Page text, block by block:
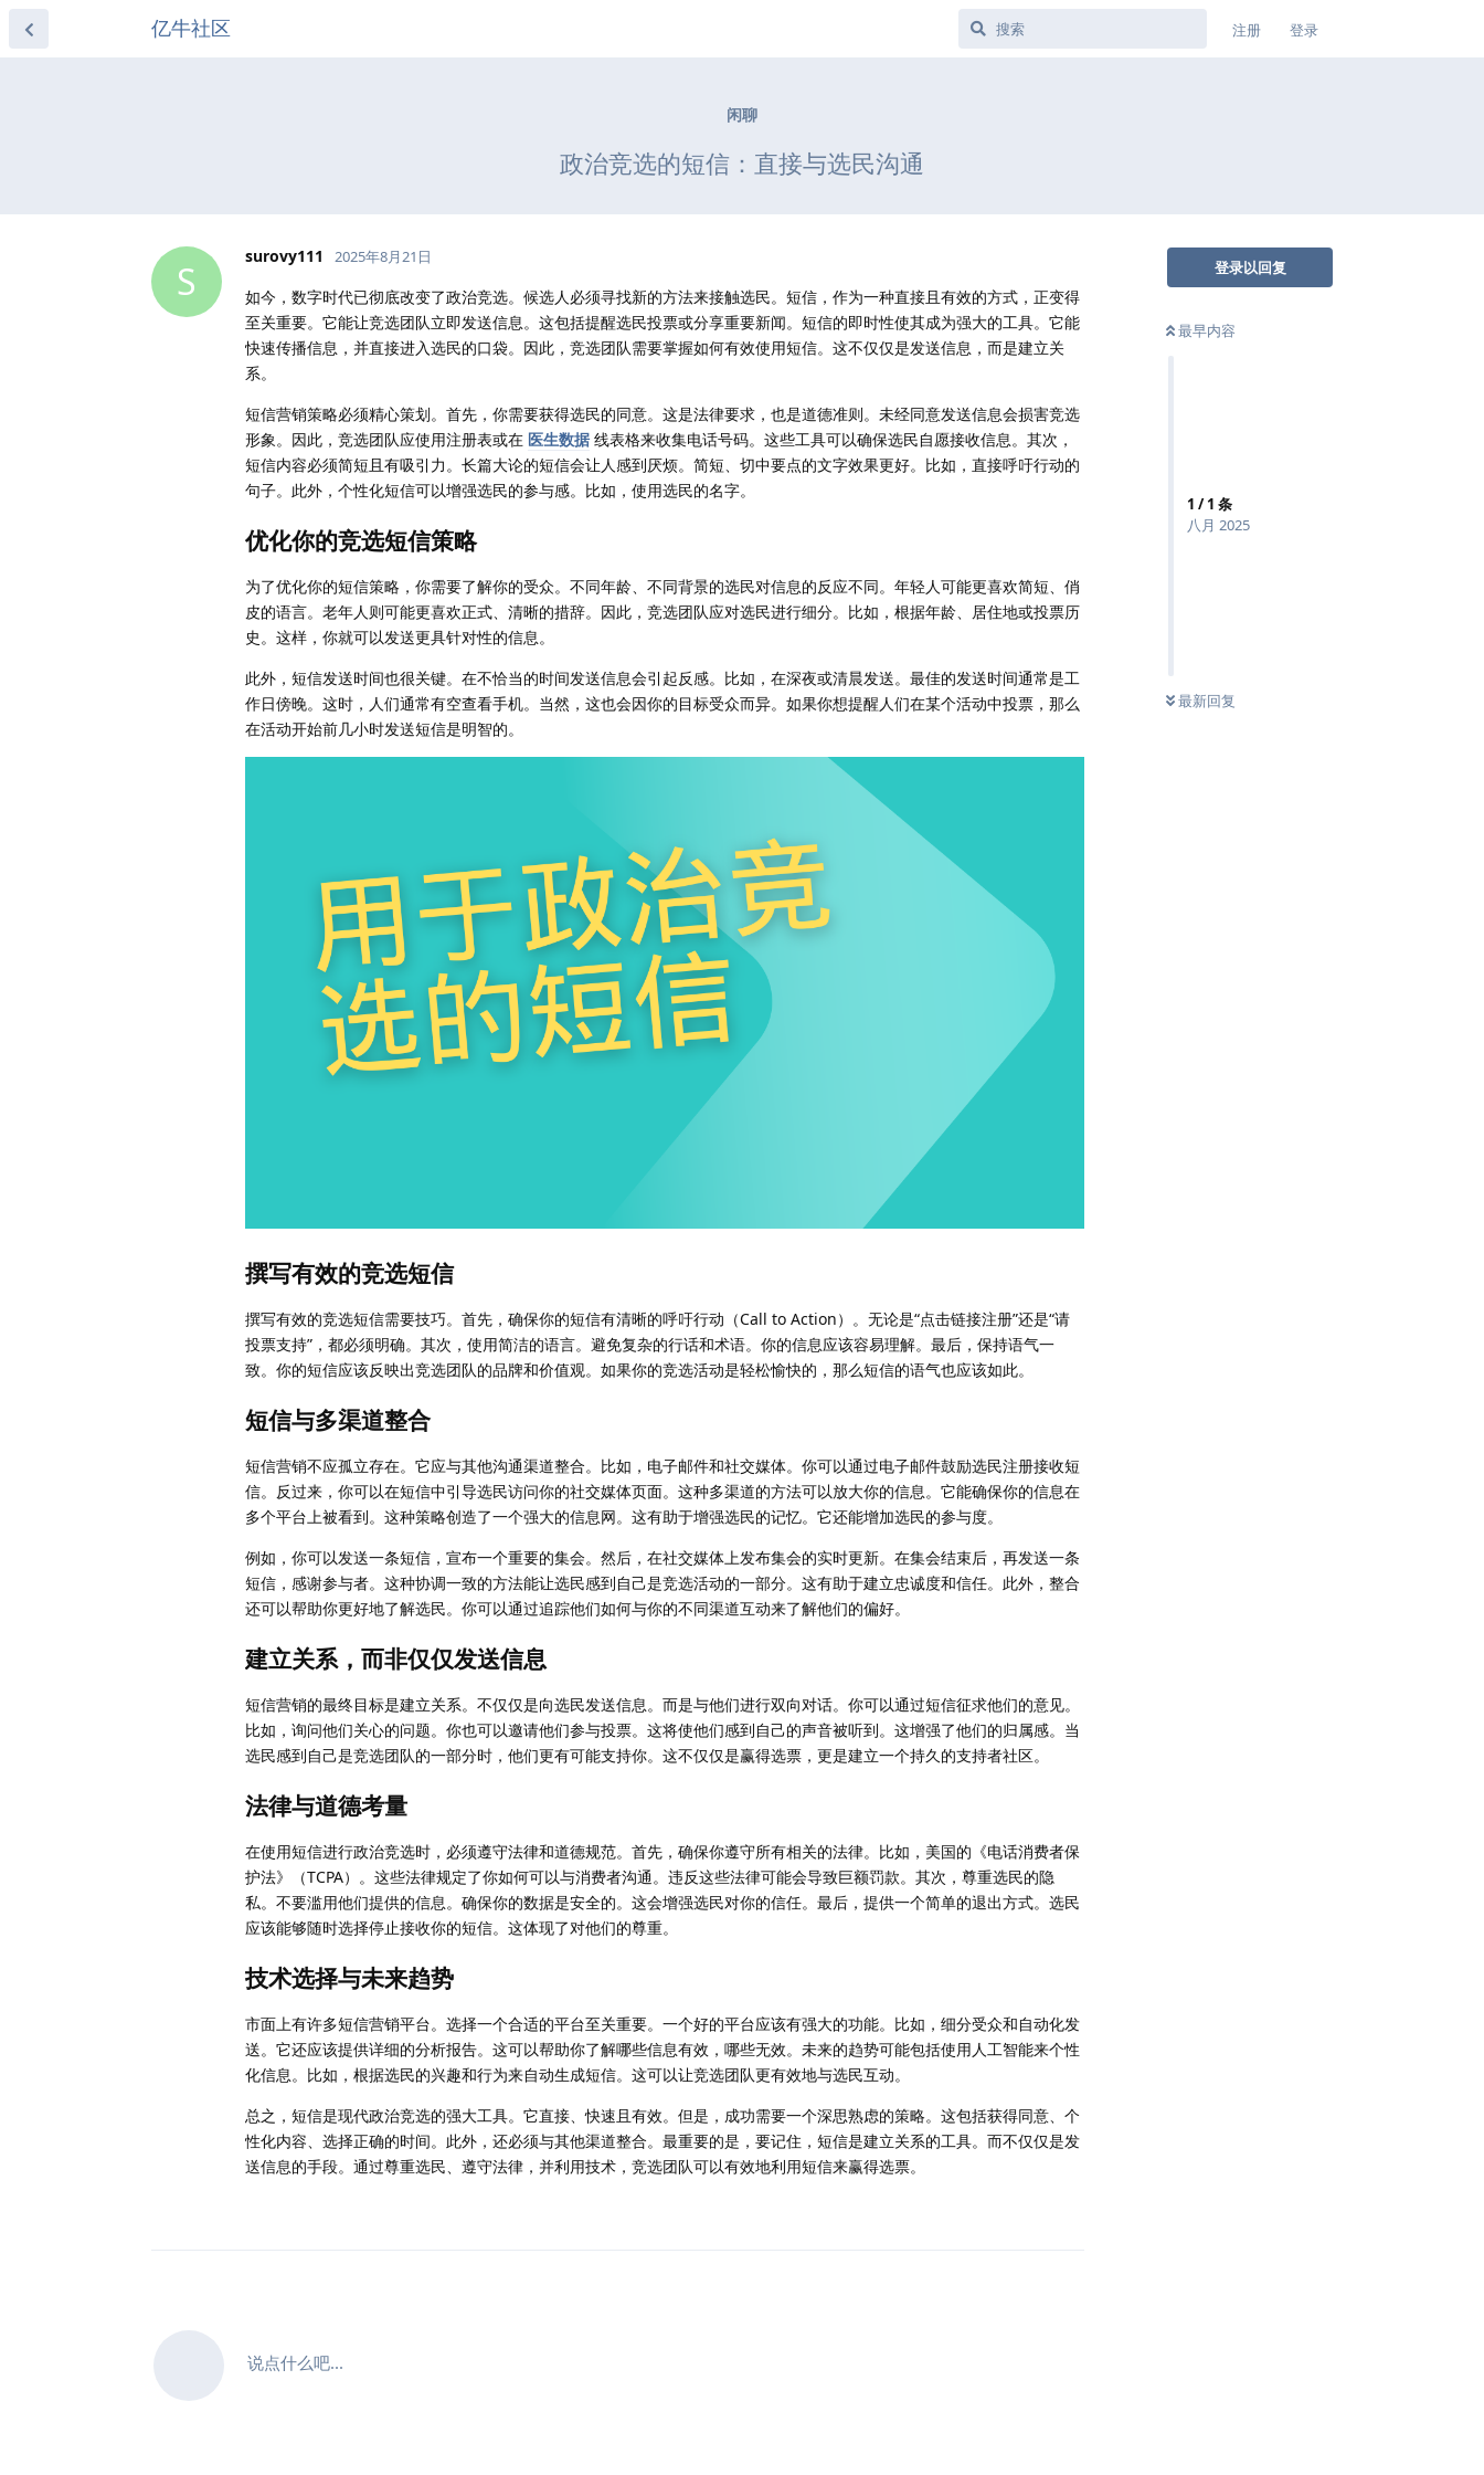
亿牛社区 注册 登录
闲聊
政治竞选的短信：直接与选民沟通
登录以回复
最早内容
1 /1 条
八月 2025
最新回复
S
surovy111 2025年8月21日
如今，数字时代已彻底改变了政治竞选。候选人必须寻找新的方法来接触选民。短信，作为一种直接且有效的方式，正变得
至关重要。它能让竞选团队立即发送信息。这包括提醒选民投票或分享重要新闻。短信的即时性使其成为强大的工具。它能
快速传播信息，并直接进入选民的口袋。因此，竞选团队需要掌握如何有效使用短信。这不仅仅是发送信息，而是建立关
系。
短信营销策略必须精心策划。首先，你需要获得选民的同意。这是法律要求，也是道德准则。未经同意发送信息会损害竞选
形象。因此，竞选团队应使用注册表或在 医生数据 线表格来收集电话号码。这些工具可以确保选民自愿接收信息。其次，
短信内容必须简短且有吸引力。长篇大论的短信会让人感到厌烦。简短、切中要点的文字效果更好。比如，直接呼吁行动的
句子。此外，个性化短信可以增强选民的参与感。比如，使用选民的名字。
优化你的竞选短信策略
为了优化你的短信策略，你需要了解你的受众。不同年龄、不同背景的选民对信息的反应不同。年轻人可能更喜欢简短、俏
皮的语言。老年人则可能更喜欢正式、清晰的措辞。因此，竞选团队应对选民进行细分。比如，根据年龄、居住地或投票历
史。这样，你就可以发送更具针对性的信息。
此外，短信发送时间也很关键。在不恰当的时间发送信息会引起反感。比如，在深夜或清晨发送。最佳的发送时间通常是工
作日傍晚。这时，人们通常有空查看手机。当然，这也会因你的目标受众而异。如果你想提醒人们在某个活动中投票，那么
在活动开始前几小时发送短信是明智的。
撰写有效的竞选短信
撰写有效的竞选短信需要技巧。首先，确保你的短信有清晰的呼吁行动（Call to Action）。无论是“点击链接注册”还是“请
投票支持”，都必须明确。其次，使用简洁的语言。避免复杂的行话和术语。你的信息应该容易理解。最后，保持语气一
致。你的短信应该反映出竞选团队的品牌和价值观。如果你的竞选活动是轻松愉快的，那么短信的语气也应该如此。
短信与多渠道整合
短信营销不应孤立存在。它应与其他沟通渠道整合。比如，电子邮件和社交媒体。你可以通过电子邮件鼓励选民注册接收短
信。反过来，你可以在短信中引导选民访问你的社交媒体页面。这种多渠道的方法可以放大你的信息。它能确保你的信息在
多个平台上被看到。这种策略创造了一个强大的信息网。这有助于增强选民的记忆。它还能增加选民的参与度。
例如，你可以发送一条短信，宣布一个重要的集会。然后，在社交媒体上发布集会的实时更新。在集会结束后，再发送一条
短信，感谢参与者。这种协调一致的方法能让选民感到自己是竞选活动的一部分。这有助于建立忠诚度和信任。此外，整合
还可以帮助你更好地了解选民。你可以通过追踪他们如何与你的不同渠道互动来了解他们的偏好。
建立关系，而非仅仅发送信息
短信营销的最终目标是建立关系。不仅仅是向选民发送信息。而是与他们进行双向对话。你可以通过短信征求他们的意见。
比如，询问他们关心的问题。你也可以邀请他们参与投票。这将使他们感到自己的声音被听到。这增强了他们的归属感。当
选民感到自己是竞选团队的一部分时，他们更有可能支持你。这不仅仅是赢得选票，更是建立一个持久的支持者社区。
法律与道德考量
在使用短信进行政治竞选时，必须遵守法律和道德规范。首先，确保你遵守所有相关的法律。比如，美国的《电话消费者保
护法》（TCPA）。这些法律规定了你如何可以与消费者沟通。违反这些法律可能会导致巨额罚款。其次，尊重选民的隐
私。不要滥用他们提供的信息。确保你的数据是安全的。这会增强选民对你的信任。最后，提供一个简单的退出方式。选民
应该能够随时选择停止接收你的短信。这体现了对他们的尊重。
技术选择与未来趋势
市面上有许多短信营销平台。选择一个合适的平台至关重要。一个好的平台应该有强大的功能。比如，细分受众和自动化发
送。它还应该提供详细的分析报告。这可以帮助你了解哪些信息有效，哪些无效。未来的趋势可能包括使用人工智能来个性
化信息。比如，根据选民的兴趣和行为来自动生成短信。这可以让竞选团队更有效地与选民互动。
总之，短信是现代政治竞选的强大工具。它直接、快速且有效。但是，成功需要一个深思熟虑的策略。这包括获得同意、个
性化内容、选择正确的时间。此外，还必须与其他渠道整合。最重要的是，要记住，短信是建立关系的工具。而不仅仅是发
送信息的手段。通过尊重选民、遵守法律，并利用技术，竞选团队可以有效地利用短信来赢得选票。
说点什么吧...